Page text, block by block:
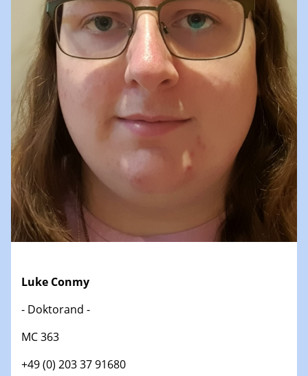
Luke Conmy
- Doktorand -
MC 363
+49 (0) 203 37 91680